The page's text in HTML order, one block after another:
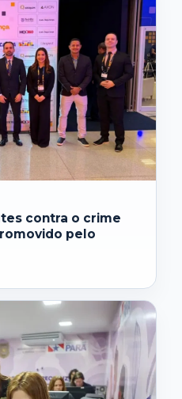
contra o crime
pelo